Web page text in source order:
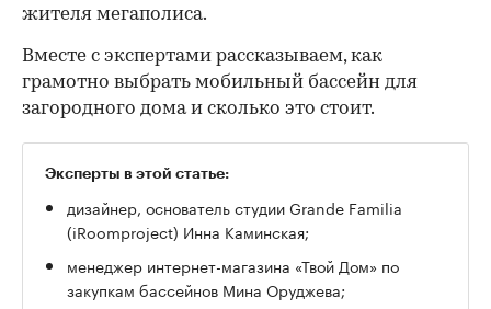
жителя мегаполиса.
Вместе с экспертами рассказываем, как
грамотно выбрать мобильный бассейн для
загородного дома и сколько это стоит.
Эксперты в этой статье:
дизайнер, основатель студии Grande Familia
(iRoomproject) Инна Каминская;
менеджер интернет-магазина «Твой Дом» по
закупкам бассейнов Мина Оруджева;